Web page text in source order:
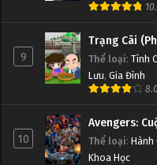
9
Trạng Cãi
Thể loại: Tình
Lưu, Gia Đình
8.0
10
Avengers:
Thể loại: Hành
Khoa Học